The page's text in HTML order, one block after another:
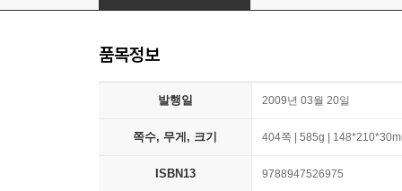
품목정보
발행일 2009년 03월 20일
쪽수, 무게, 크기 404쪽 | 585g |
ISBN13 9788947526975